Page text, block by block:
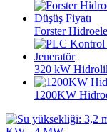
Forster
320 kW
1200KW